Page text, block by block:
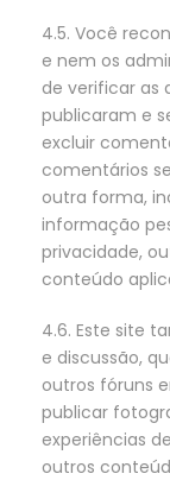
4.5. Você
e nem os
de verificar as
publicaram e
excluir
comentários
outra forma,
informação
privacidade,
conteúdo
4.6. Este site
e discussão,
outros fóruns
publicar
experiências
outros